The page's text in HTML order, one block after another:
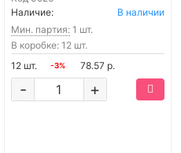
Наличие:
В наличии
Мин. партия: 1 шт.
В коробке: 12 шт.
12 шт.
-3% 78.57 р.
+
-